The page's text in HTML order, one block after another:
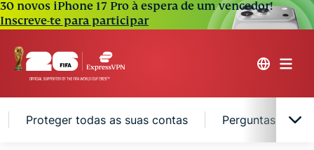
30 novos iPhone 17 Pro à espera de um vencedor!
Inscreve-te para participar
Proteger todas as suas contas Perguntas